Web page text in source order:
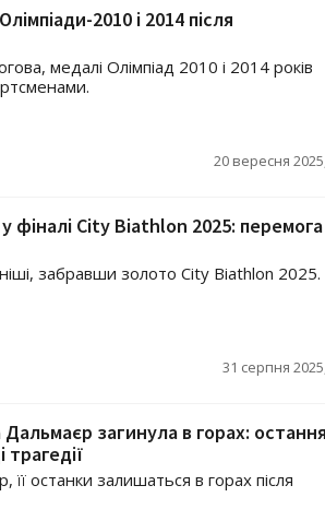
2010 і 2014 після
медалі Олімпіад 2010 і 2014 років
20 вересня
фіналі City Biathlon 2025:
забравши золото City Biathlon 2025.
31 серпня
Дальмаєр загинула в горах: остання
її останки залишаться в горах після